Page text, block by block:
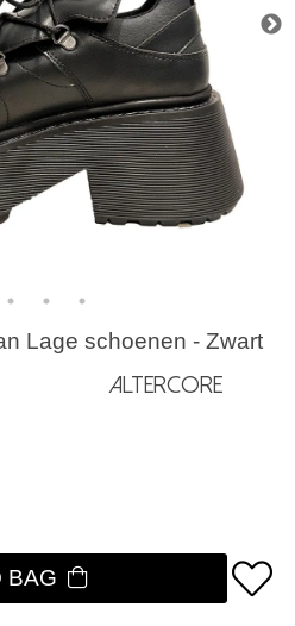
Lage schoenen - Zwart
Altercore
BAG